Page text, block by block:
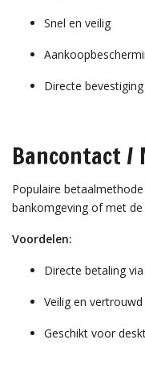
Snel en veilig
Directe
Bancontact /
Populaire
bankomgeving of met
Voordelen:
Directe betaling
Veilig en vertrouwd
Geschikt voor